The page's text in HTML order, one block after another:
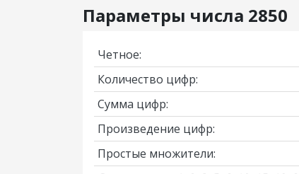
Параметры числа 2850
Четное:
Количество цифр:
Сумма цифр:
Произведение цифр:
Простые множители: